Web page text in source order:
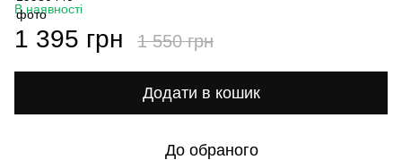
В наявності
1 395 грн 1 550 грн
Додати в кошик
До обраного